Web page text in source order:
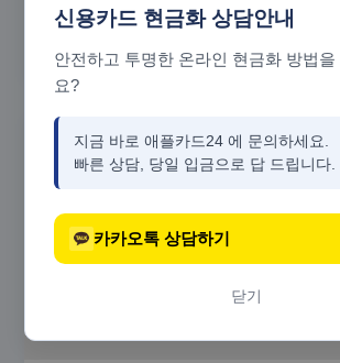
금화 업체를 먼저 검색합니다. 하지만 신
신용카드 현금화 상담안내
안전하고 투명한 온라인 현금화 방법
요?
지금 바로 애플카드24 에 문의하세요.
빠른 상담, 당일 입금으로 답 드립니다.
카카오톡 상담하기
닫기